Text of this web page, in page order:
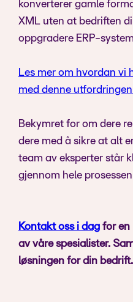
konverterer gamle
XML uten at bedriften
oppgradere ERP-
Les mer om hvordan vi
med denne
Bekymret for om dere
dere med å sikre at alt
team av eksperter står
gjennom hele
Kontakt oss i dag for en
av våre spesialister.
løsningen for din bedrift.